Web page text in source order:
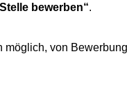
bewerben“.
von